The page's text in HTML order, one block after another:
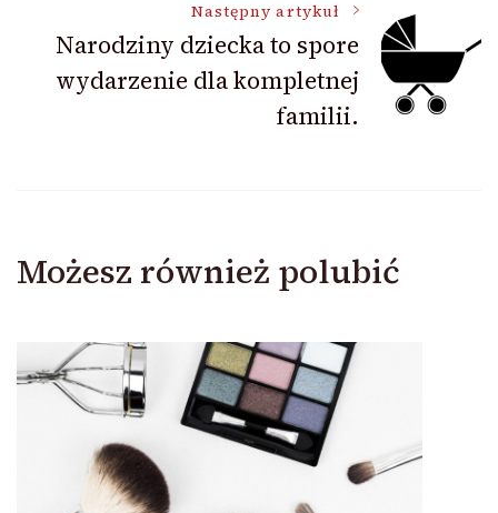
Następny artykuł
Narodziny dziecka to spore
wydarzenie dla kompletnej
familii.
Możesz również polubić